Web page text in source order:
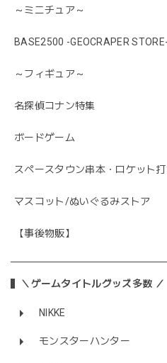
～ミニチュア～
BASE2500 -GEOCRAPER STORE-
～フィギュア～
名探偵コナン特集
ボードゲーム
スペースタウン串本・ロケット
マスコット/ぬいぐるみストア
【事後物販】
＼ゲームタイトルグッズ多数 ／
NIKKE
モンスターハンター